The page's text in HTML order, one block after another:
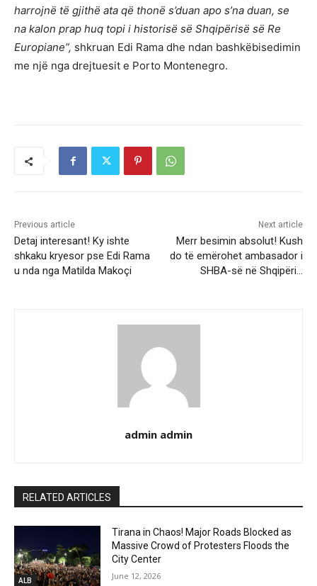
harrojnë të gjithë ata që thonë s’duan apo s’na duan, se
na kalon prap huq topi i historisë së Shqipërisë së Re
Europiane”, shkruan Edi Rama dhe ndan bashkëbisedimin
me një nga drejtuesit e Porto Montenegro.
Previous article
Detaj interesant! Ky ishte
shkaku kryesor pse Edi Rama
u nda nga Matilda Makoçi
Next article
Merr besimin absolut! Kush
do të emërohet ambasador i
SHBA-së në Shqipëri…
admin admin
RELATED ARTICLES
ALB
Tirana in Chaos! Major Roads Blocked as
Massive Crowd of Protesters Floods the
City Center
June 12, 2026